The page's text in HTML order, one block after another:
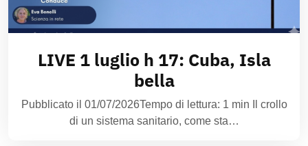
LIVE 1 luglio h 17: Cuba, Isla
bella
Pubblicato il 01/07/2026Tempo di lettura: 1 min Il crollo
di un sistema sanitario, come sta…